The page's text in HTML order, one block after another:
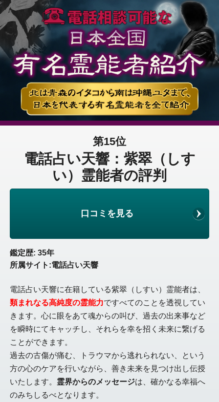
第15位
電話占い天響：紫翠（しす
い）霊能者の評判
口コミを見る
鑑定歴: 35年
所属サイト:電話占い天響
電話占い天響に在籍している紫翠（しすい）霊能者は、
類まれなる高純度の霊能力ですべてのことを透視してい
きます。心に眼をあて魂からの叫び、過去の出来事など
を瞬時にてキャッチし、それらを幸を招く未来に繋げる
ことができます。
過去の古傷が痛む、トラウマから逃れられない、という
方の心のケアを行いながら、善き未来を見つけ出し伝授
いたします。 霊界からのメッセージは、確かなる幸福へ
のみちしるべとなります。